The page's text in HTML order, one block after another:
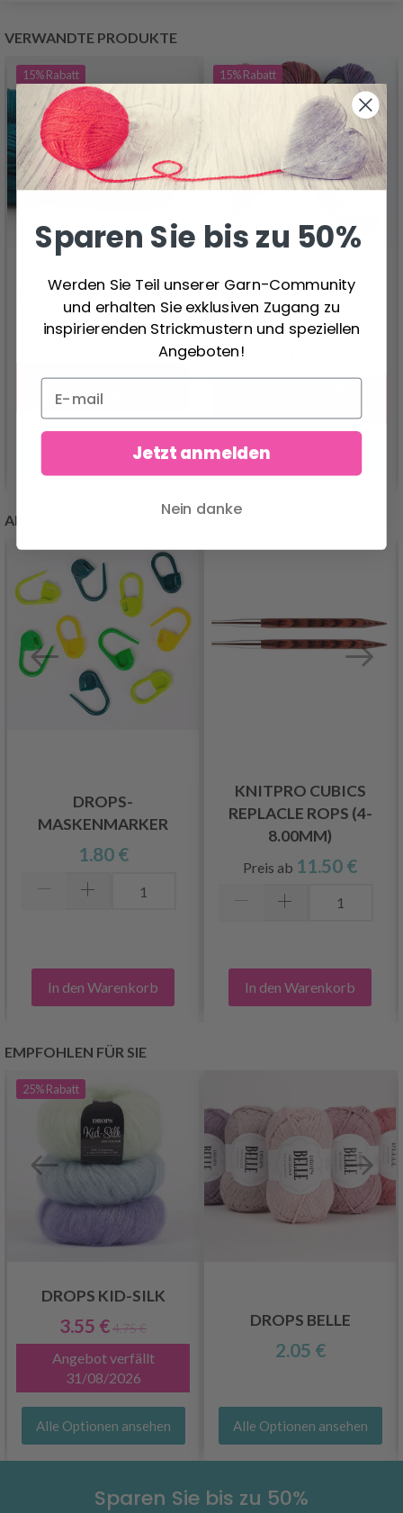
VERWANDTE PRODUKTE
15%Rabatt
MANOS DEL URUGUAY
FINO
26.30 €
Angebot verfällt
12/08/2026
Alle Optionen ansehen
15%Rabatt
MANOS DEL URUGUAY
ALPACA HEATHER
SPACE DYED HAND
Alle Optionen ansehen
ANDERE KUNDEN KAUFTEN AUCH
DROPS-
MASKENMARKER
1.80 €
In den Warenkorb
KNITPRO CUBICS
REPLACLE ROPS (4-
8.00MM)
Preis ab 11.50 €
In den Warenkorb
EMPFOHLEN FÜR SIE
25%Rabatt
DROPS KID-SILK
3.55 €4.75 €
Angebot verfällt
31/08/2026
Alle Optionen ansehen
DROPS BELLE
2.05 €
Alle Optionen ansehen
Sparen Sie bis zu 50%
Sparen Sie bis zu 50%
Werden Sie Teil unserer Garn-Community
und erhalten Sie exklusiven Zugang zu
inspirierenden Strickmustern und speziellen
Angeboten!
Jetzt anmelden
Nein danke